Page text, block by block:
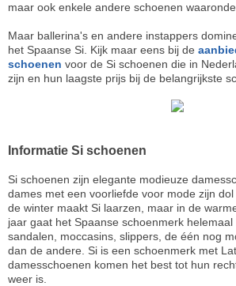
maar ook enkele andere schoenen
Maar ballerina's en andere instappers
het Spaanse Si. Kijk maar eens bij de
schoenen voor de Si schoenen die in
zijn en hun laagste prijs bij de belangrijkste
Informatie Si schoenen
Si schoenen zijn elegante modieuze
dames met een voorliefde voor mode zijn
de winter maakt Si laarzen, maar in de
jaar gaat het Spaanse schoenmerk helemaal
sandalen, moccasins, slippers, de één nog
dan de andere. Si is een schoenmerk met
damesschoenen komen het best tot hun
weer is.